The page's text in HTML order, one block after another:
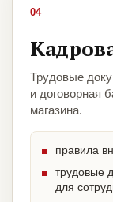
04
Трудовые
и договорная
магазина.
правила
трудовые
для